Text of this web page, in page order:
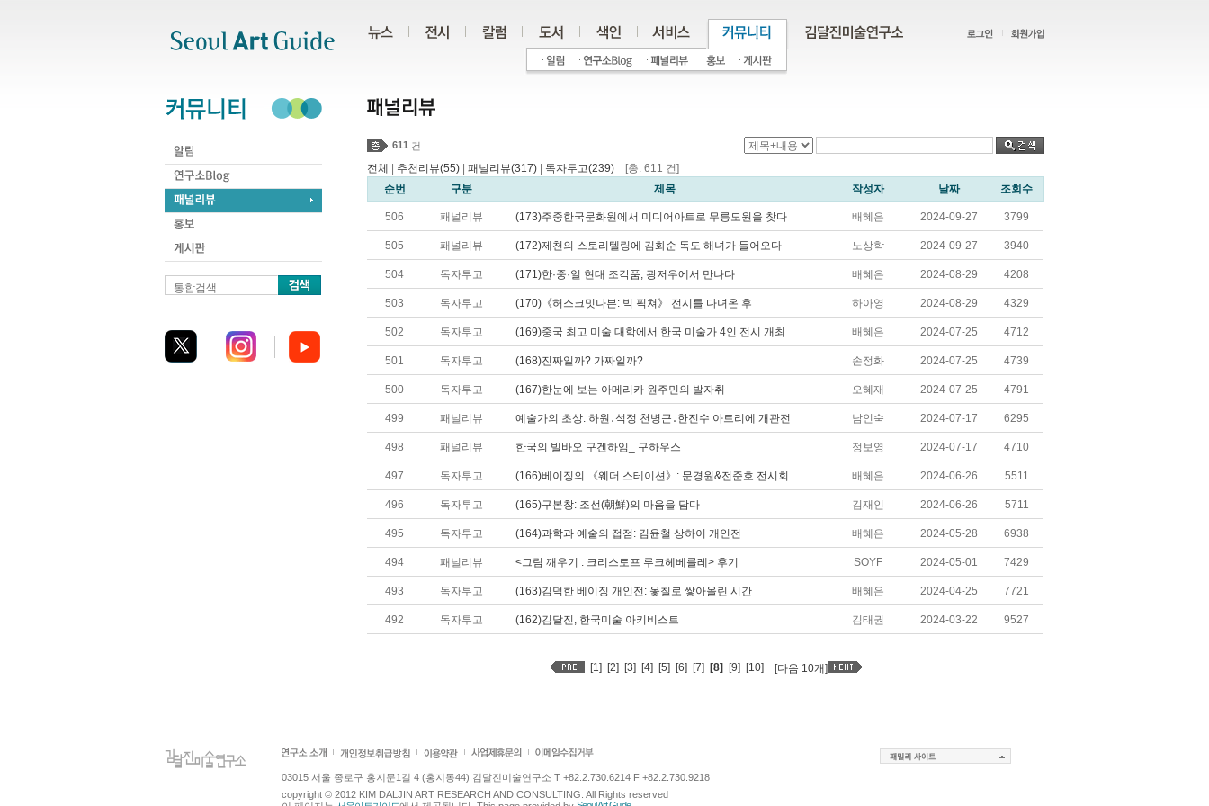
통합검색
611 건
전체 추천리뷰(55) 패널리뷰(317) 독자투고(239) [총: 611 건]
순번
구분 제목 작성자 날짜 조회수
506 패널리뷰 (173)주중한국문화원에서 미디어아트로 무릉도원을 찾다 배혜은 2024-09-27 3799
505 패널리뷰 (172)제천의 스토리텔링에 김화순 독도 해녀가 들어오다 노상학 2024-09-27 3940
504 독자투고 (171)한·중·일 현대 조각품, 광저우에서 만나다 배혜은 2024-08-29 4208
503 독자투고 (170)《허스크밋나븐: 빅 픽쳐》 전시를 다녀온 후 하아영 2024-08-29 4329
502 독자투고 (169)중국 최고 미술 대학에서 한국 미술가 4인 전시 개최 배혜은 2024-07-25 4712
501 독자투고 (168)진짜일까? 가짜일까? 손정화 2024-07-25 4739
500 독자투고 (167)한눈에 보는 아메리카 원주민의 발자취 오혜재 2024-07-25 4791
499 패널리뷰 예술가의 초상: 하원․석정 천병근․한진수 아트리에 개관전 남인숙 2024-07-17 6295
498 패널리뷰 한국의 빌바오 구겐하임_ 구하우스 정보영 2024-07-17 4710
497 독자투고 (166)베이징의 《웨더 스테이션》: 문경원&전준호 전시회 배혜은 2024-06-26 5511
496 독자투고 (165)구본창: 조선(朝鮮)의 마음을 담다 김재인 2024-06-26 5711
495 독자투고 (164)과학과 예술의 접점: 김윤철 상하이 개인전 배혜은 2024-05-28 6938
494 패널리뷰 <그림 깨우기 : 크리스토프 루크헤베를레> 후기 SOYF 2024-05-01 7429
493 독자투고 (163)김덕한 베이징 개인전: 옻칠로 쌓아올린 시간 배혜은 2024-04-25 7721
492 독자투고 (162)김달진, 한국미술 아키비스트 김태권 2024-03-22 9527
[1] [2] [3] [4] [5] [6] [7] [8] [9] [10] [다음 10개]
03015 서울 종로구 홍지문1길 4 (홍지동44) 김달진미술연구소 T +82.2.730.6214 F +82.2.730.9218
copyright © 2012 KIM DALJIN ART RESEARCH AND CONSULTING. All Rights reserved